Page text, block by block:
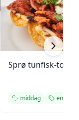
Sprø tunfisk-
middag enkel